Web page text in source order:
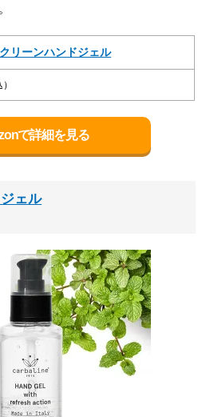
リーンハンドジェル
で詳細を見る
ェル